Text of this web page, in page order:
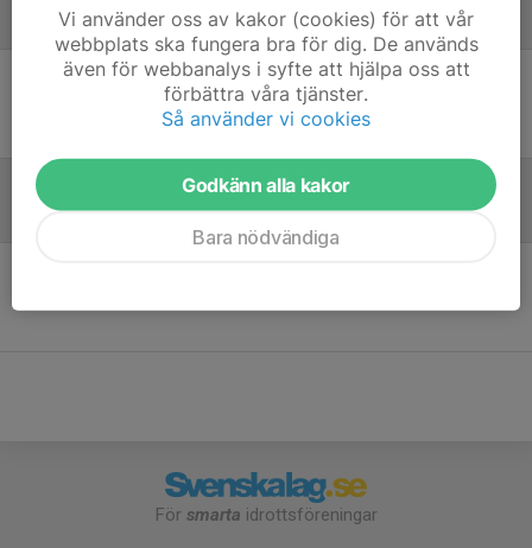
Laguppställning
Ingen uppställning ifylld
Referat
För smarta idrottsföreningar
Vi använder oss av kakor (cookies) för att vår
webbplats ska fungera bra för dig. De används
även för webbanalys i syfte att hjälpa oss att
förbättra våra tjänster.
Så använder vi cookies
Godkänn alla kakor
Bara nödvändiga